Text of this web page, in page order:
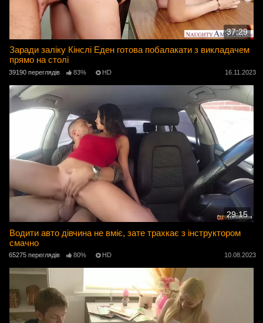
37:29
Заради заліку Кінслі Еден готова побалакати з викладачем
прямо на столі
39190 переглядів 83% HD 16.11.2023
29:15
Водити авто дівчина не вміє, зате трахкає з інструктором
смачно
65275 переглядів 80% HD 10.08.2023